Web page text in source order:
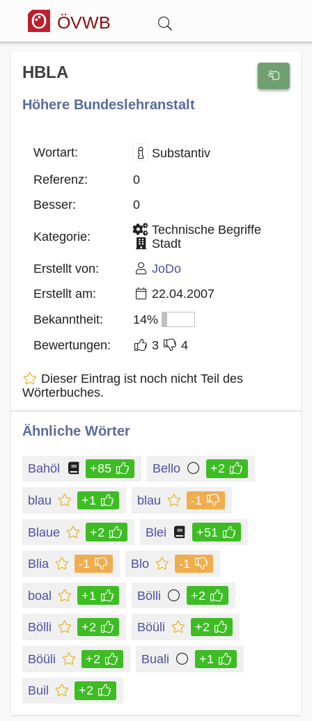
ÖVWB
Anmelden
Wörterbuch
Hitparade
Blog
HBLA
Höhere Bundeslehranstalt
Wortart:
Substantiv
Referenz:
0
Besser:
0
Kategorie:
Technische Begriffe
Stadt
Erstellt von:
JoDo
Erstellt am:
22.04.2007
Bekanntheit:
14%
Bewertungen:
3 4
Dieser Eintrag ist noch nicht Teil des
Wörterbuches.
Ähnliche Wörter
Bahöl +85 Bello +2
blau +1 blau -1
Blaue +2 Blei +51
Blia -1 Blo -1
boal +1 Bölli +2
Bölli +2 Böüli +2
Böüli +2 Buali +1
Buil +2